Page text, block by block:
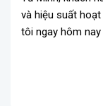
và hiệu suất
tôi ngay hôm